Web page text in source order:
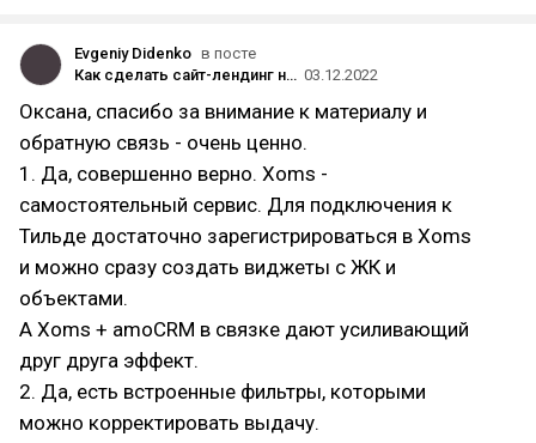
Evgeniy Didenko в посте
Как сделать сайт-лендинг на тильде агентству недвижимости с базой новостроек Xoms и интеграций с amoCRM 03.12.2022
Оксана, спасибо за внимание к материалу и
обратную связь - очень ценно.
1. Да, совершенно верно. Xoms -
самостоятельный сервис. Для подключения к
Тильде достаточно зарегистрироваться в Xoms
и можно сразу создать виджеты с ЖК и
объектами.
А Xoms + amoCRM в связке дают усиливающий
друг друга эффект.
2. Да, есть встроенные фильтры, которыми
можно корректировать выдачу.